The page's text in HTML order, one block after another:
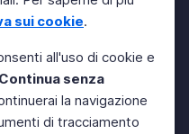
sui cookie.
all'uso di cookie e
Continua senza
la navigazione
di tracciamento